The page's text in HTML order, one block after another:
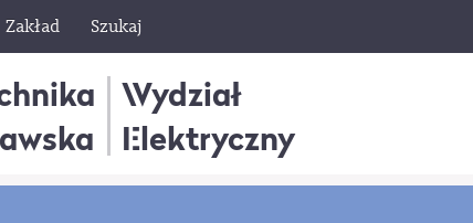
Zakład Szukaj
Wydział
Elektryczny